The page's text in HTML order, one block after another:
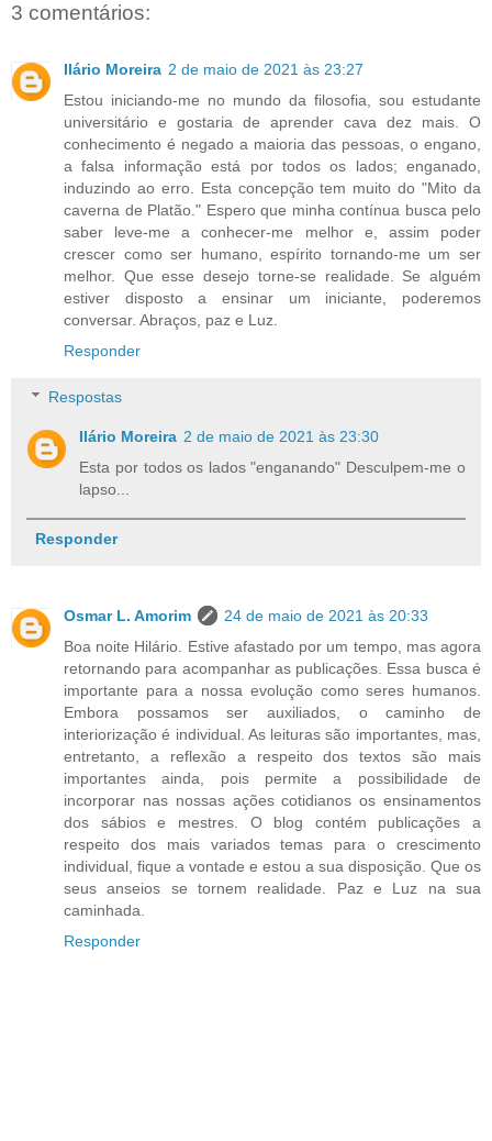
3 comentários:
Ilário Moreira 2 de maio de 2021 às 23:27
Estou iniciando-me no mundo da filosofia, sou estudante
universitário e gostaria de aprender cava dez mais. O
conhecimento é negado a maioria das pessoas, o engano,
a falsa informação está por todos os lados; enganado,
induzindo ao erro. Esta concepção tem muito do "Mito da
caverna de Platão." Espero que minha contínua busca pelo
saber leve-me a conhecer-me melhor e, assim poder
crescer como ser humano, espírito tornando-me um ser
melhor. Que esse desejo torne-se realidade. Se alguém
estiver disposto a ensinar um iniciante, poderemos
conversar. Abraços, paz e Luz.
Responder
Respostas
Ilário Moreira 2 de maio de 2021 às 23:30
Esta por todos os lados "enganando" Desculpem-me o
lapso...
Responder
Osmar L. Amorim
24 de maio de 2021 às 20:33
Boa noite Hilário. Estive afastado por um tempo, mas agora
retornando para acompanhar as publicações. Essa busca é
importante para a nossa evolução como seres humanos.
Embora possamos ser auxiliados, o caminho de
interiorização é individual. As leituras são importantes, mas,
entretanto, a reflexão a respeito dos textos são mais
importantes ainda, pois permite a possibilidade de
incorporar nas nossas ações cotidianos os ensinamentos
dos sábios e mestres. O blog contém publicações a
respeito dos mais variados temas para o crescimento
individual, fique a vontade e estou a sua disposição. Que os
seus anseios se tornem realidade. Paz e Luz na sua
caminhada.
Responder